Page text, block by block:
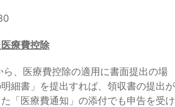
療費控除
、医療費控除の適用に書面提出の場
細書」を提出すれば、領収書の提出が
「医療費通知」の添付でも申告を受け